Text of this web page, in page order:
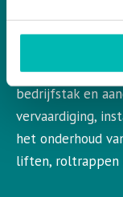
VLR in het kort
VLR is de
roltrappen. VLR
bedrijfstak en
vervaardiging,
het onderhoud
liften, roltrappen